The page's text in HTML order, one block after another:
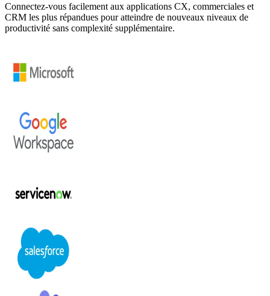
Connectez-vous facilement aux applications CX, commerciales et
CRM les plus répandues pour atteindre de nouveaux niveaux de
productivité sans complexité supplémentaire.